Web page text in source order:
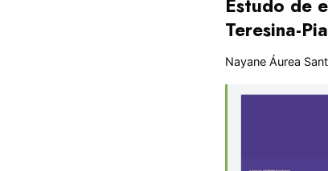
Estudo de
Teresina-
Nayane Áurea